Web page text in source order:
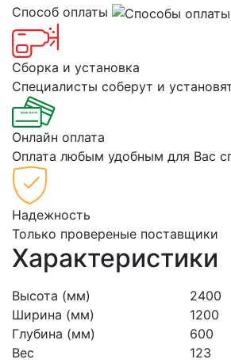
Способ оплаты
Сборка и установка
Специалисты соберут и
Онлайн оплата
Оплата любым удобным для Вас
Надежность
Только провереные поставщики
Характеристики
Высота (мм)
2400
Ширина (мм)
1200
Глубина (мм)
600
Вес
123